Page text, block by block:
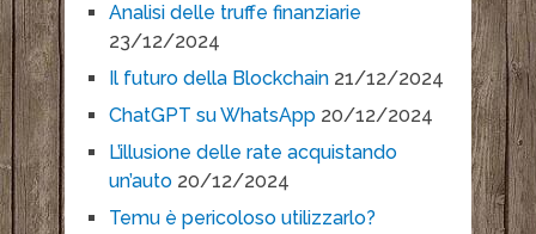
Analisi delle truffe finanziarie
23/12/2024
Il futuro della Blockchain 21/12/2024
ChatGPT su WhatsApp 20/12/2024
L’illusione delle rate acquistando
un’auto 20/12/2024
Temu è pericoloso utilizzarlo?